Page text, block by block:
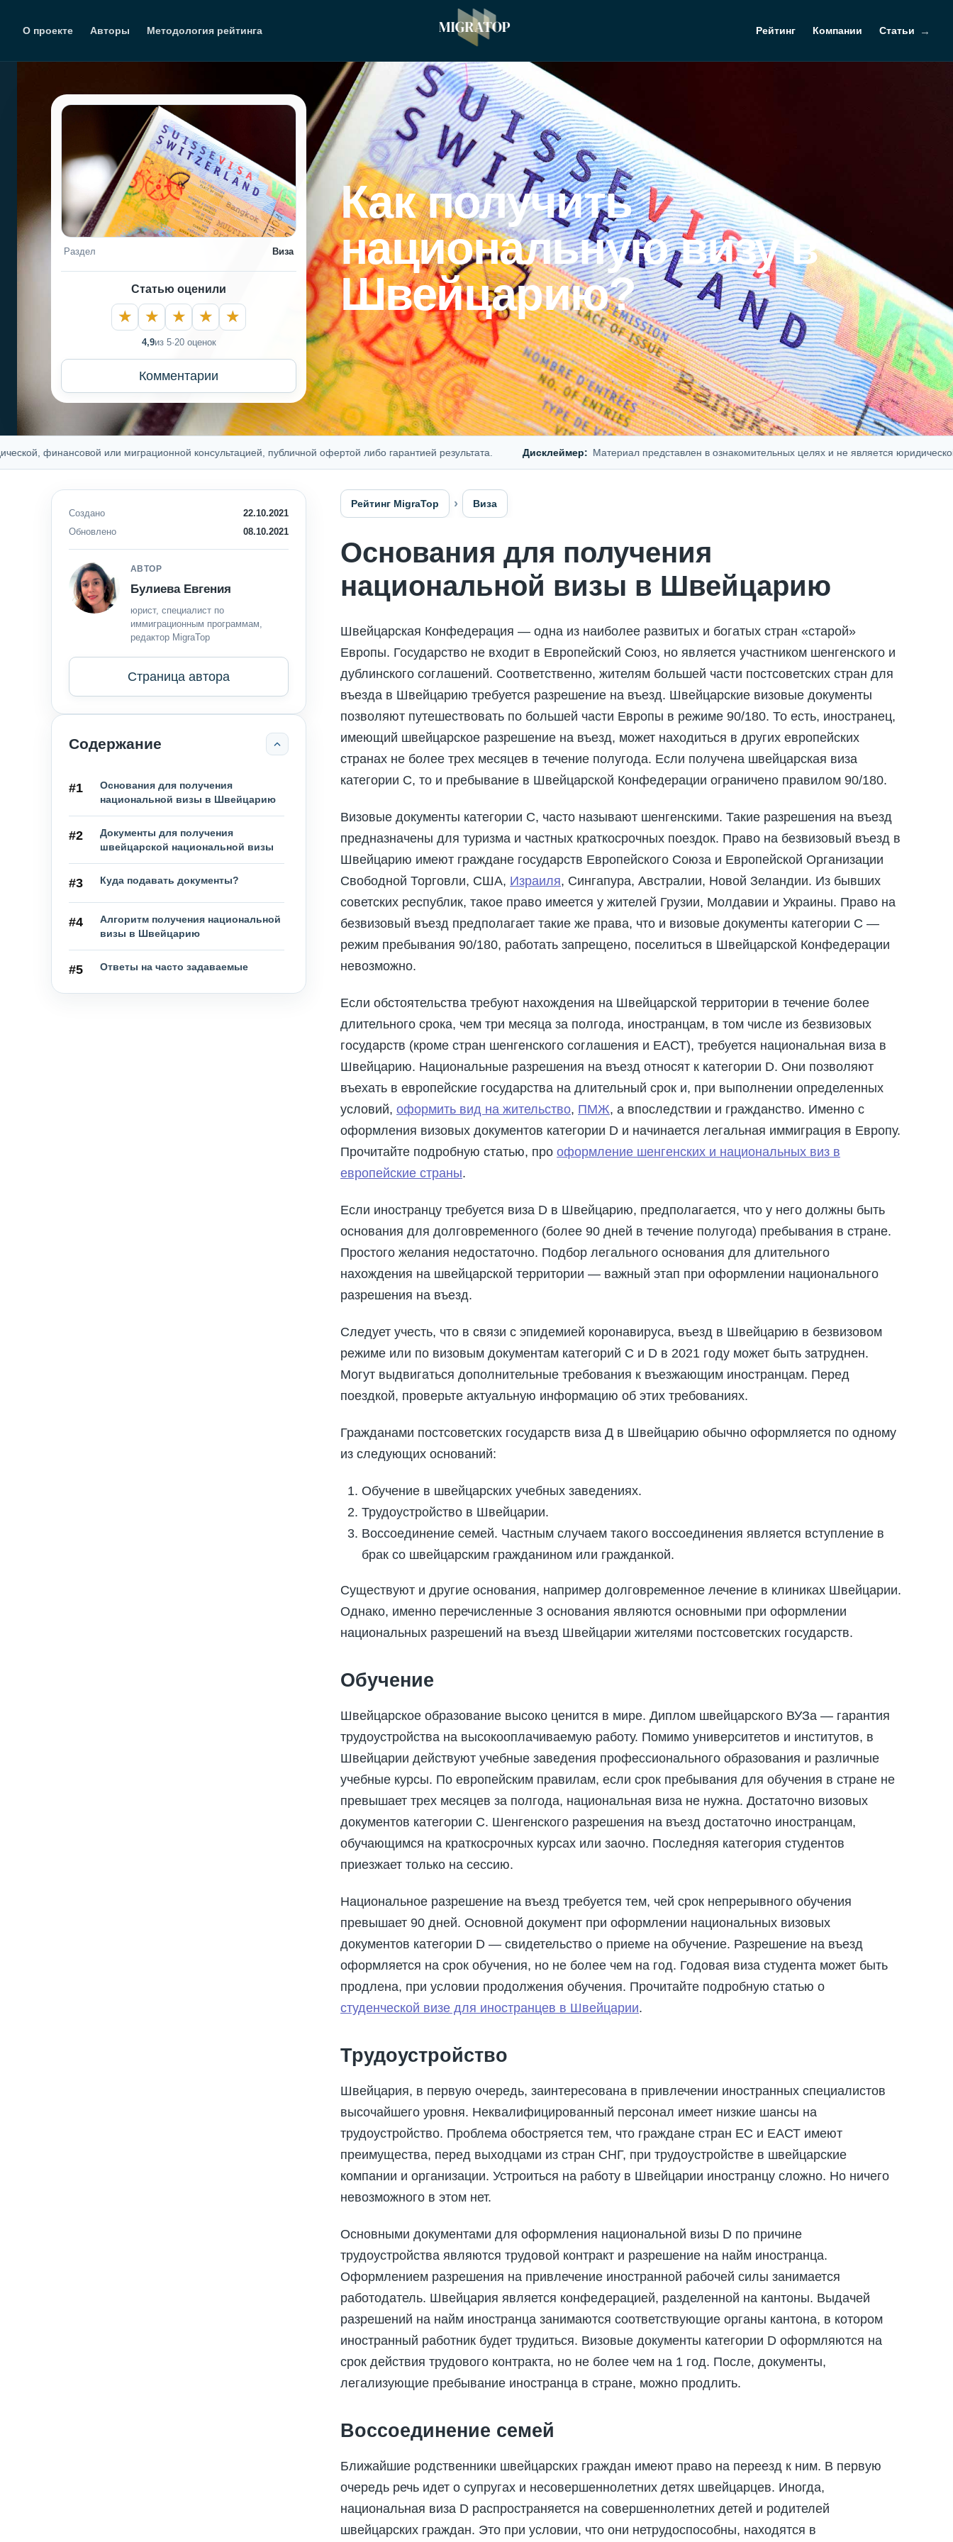
О проекте Авторы Методология рейтинга Рейтинг Компании Статьи
Как получить
национальную визу в
Швейцарию?
Раздел Виза
Статью оценили
4,9из 5·20 оценок
Комментарии
или миграционной консультацией, публичной офертой либо гарантией результата. Дисклеймер: Материал представлен в ознакомительных целях и не является юридической,
Создано
22.10.2021
Обновлено
08.10.2021
АВТОР
Булиева Евгения
юрист, специалист по
иммиграционным программам,
редактор MigraTop
Страница автора
Содержание
#1
Основания для получения
национальной визы в Швейцарию
#2
Документы для получения
швейцарской национальной визы
#3 Куда подавать документы?
#4
Алгоритм получения национальной
визы в Швейцарию
#5
Ответы на часто задаваемые
Рейтинг MigraTop Виза
Основания для получения
национальной визы в Швейцарию
Швейцарская Конфедерация — одна из наиболее развитых и богатых стран «старой»
Европы. Государство не входит в Европейский Союз, но является участником шенгенского и
дублинского соглашений. Соответственно, жителям большей части постсоветских стран для
въезда в Швейцарию требуется разрешение на въезд. Швейцарские визовые документы
позволяют путешествовать по большей части Европы в режиме 90/180. То есть, иностранец,
имеющий швейцарское разрешение на въезд, может находиться в других европейских
странах не более трех месяцев в течение полугода. Если получена швейцарская виза
категории С, то и пребывание в Швейцарской Конфедерации ограничено правилом 90/180.
Визовые документы категории С, часто называют шенгенскими. Такие разрешения на въезд
предназначены для туризма и частных краткосрочных поездок. Право на безвизовый въезд в
Швейцарию имеют граждане государств Европейского Союза и Европейской Организации
Свободной Торговли, США, Израиля, Сингапура, Австралии, Новой Зеландии. Из бывших
советских республик, такое право имеется у жителей Грузии, Молдавии и Украины. Право на
безвизовый въезд предполагает такие же права, что и визовые документы категории С —
режим пребывания 90/180, работать запрещено, поселиться в Швейцарской Конфедерации
невозможно.
Если обстоятельства требуют нахождения на Швейцарской территории в течение более
длительного срока, чем три месяца за полгода, иностранцам, в том числе из безвизовых
государств (кроме стран шенгенского соглашения и ЕАСТ), требуется национальная виза в
Швейцарию. Национальные разрешения на въезд относят к категории D. Они позволяют
въехать в европейские государства на длительный срок и, при выполнении определенных
условий, оформить вид на жительство, ПМЖ, а впоследствии и гражданство. Именно с
оформления визовых документов категории D и начинается легальная иммиграция в Европу.
Прочитайте подробную статью, про оформление шенгенских и национальных виз в
европейские страны.
Если иностранцу требуется виза D в Швейцарию, предполагается, что у него должны быть
основания для долговременного (более 90 дней в течение полугода) пребывания в стране.
Простого желания недостаточно. Подбор легального основания для длительного
нахождения на швейцарской территории — важный этап при оформлении национального
разрешения на въезд.
Следует учесть, что в связи с эпидемией коронавируса, въезд в Швейцарию в безвизовом
режиме или по визовым документам категорий С и D в 2021 году может быть затруднен.
Могут выдвигаться дополнительные требования к въезжающим иностранцам. Перед
поездкой, проверьте актуальную информацию об этих требованиях.
Гражданами постсоветских государств виза Д в Швейцарию обычно оформляется по одному
из следующих оснований:
Обучение в швейцарских учебных заведениях.
Трудоустройство в Швейцарии.
Воссоединение семей. Частным случаем такого воссоединения является вступление в
брак со швейцарским гражданином или гражданкой.
Существуют и другие основания, например долговременное лечение в клиниках Швейцарии.
Однако, именно перечисленные 3 основания являются основными при оформлении
национальных разрешений на въезд Швейцарии жителями постсоветских государств.
Обучение
Швейцарское образование высоко ценится в мире. Диплом швейцарского ВУЗа — гарантия
трудоустройства на высокооплачиваемую работу. Помимо университетов и институтов, в
Швейцарии действуют учебные заведения профессионального образования и различные
учебные курсы. По европейским правилам, если срок пребывания для обучения в стране не
превышает трех месяцев за полгода, национальная виза не нужна. Достаточно визовых
документов категории С. Шенгенского разрешения на въезд достаточно иностранцам,
обучающимся на краткосрочных курсах или заочно. Последняя категория студентов
приезжает только на сессию.
Национальное разрешение на въезд требуется тем, чей срок непрерывного обучения
превышает 90 дней. Основной документ при оформлении национальных визовых
документов категории D — свидетельство о приеме на обучение. Разрешение на въезд
оформляется на срок обучения, но не более чем на год. Годовая виза студента может быть
продлена, при условии продолжения обучения. Прочитайте подробную статью о
студенческой визе для иностранцев в Швейцарии.
Трудоустройство
Швейцария, в первую очередь, заинтересована в привлечении иностранных специалистов
высочайшего уровня. Неквалифицированный персонал имеет низкие шансы на
трудоустройство. Проблема обостряется тем, что граждане стран ЕС и ЕАСТ имеют
преимущества, перед выходцами из стран СНГ, при трудоустройстве в швейцарские
компании и организации. Устроиться на работу в Швейцарии иностранцу сложно. Но ничего
невозможного в этом нет.
Основными документами для оформления национальной визы D по причине
трудоустройства являются трудовой контракт и разрешение на найм иностранца.
Оформлением разрешения на привлечение иностранной рабочей силы занимается
работодатель. Швейцария является конфедерацией, разделенной на кантоны. Выдачей
разрешений на найм иностранца занимаются соответствующие органы кантона, в котором
иностранный работник будет трудиться. Визовые документы категории D оформляются на
срок действия трудового контракта, но не более чем на 1 год. После, документы,
легализующие пребывание иностранца в стране, можно продлить.
Воссоединение семей
Ближайшие родственники швейцарских граждан имеют право на переезд к ним. В первую
очередь речь идет о супругах и несовершеннолетних детях швейцарцев. Иногда,
национальная виза D распространяется на совершеннолетних детей и родителей
швейцарских граждан. Это при условии, что они нетрудоспособны, находятся в